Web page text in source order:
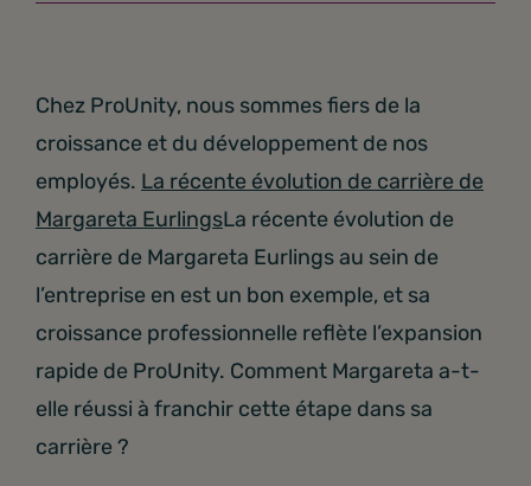
Chez ProUnity, nous sommes fiers de la
croissance et du développement de nos
employés. La récente évolution de carrière de
Margareta EurlingsLa récente évolution de
carrière de Margareta Eurlings au sein de
l’entreprise en est un bon exemple, et sa
croissance professionnelle reflète l’expansion
rapide de ProUnity. Comment Margareta a-t-
elle réussi à franchir cette étape dans sa
carrière ?